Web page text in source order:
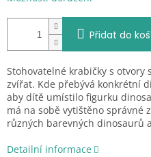
Přidat do
Stohovatelné krabičky s otvory
zvířat. Kde přebývá konkrétní
aby dítě umístilo figurku
má na sobě vytištěno správné
různých barevných dinosaurů
Detailní informace